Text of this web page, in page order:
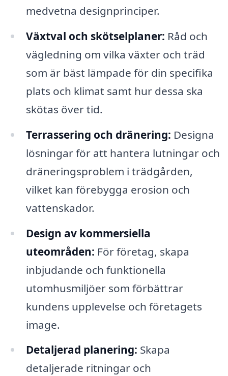
medvetna designprinciper.
Växtval och skötselplaner: Råd och
vägledning om vilka växter och träd
som är bäst lämpade för din specifika
plats och klimat samt hur dessa ska
skötas över tid.
Terrassering och dränering: Designa
lösningar för att hantera lutningar och
dräneringsproblem i trädgården,
vilket kan förebygga erosion och
vattenskador.
Design av kommersiella
uteområden: För företag, skapa
inbjudande och funktionella
utomhusmiljöer som förbättrar
kundens upplevelse och företagets
image.
Detaljerad planering: Skapa
detaljerade ritningar och